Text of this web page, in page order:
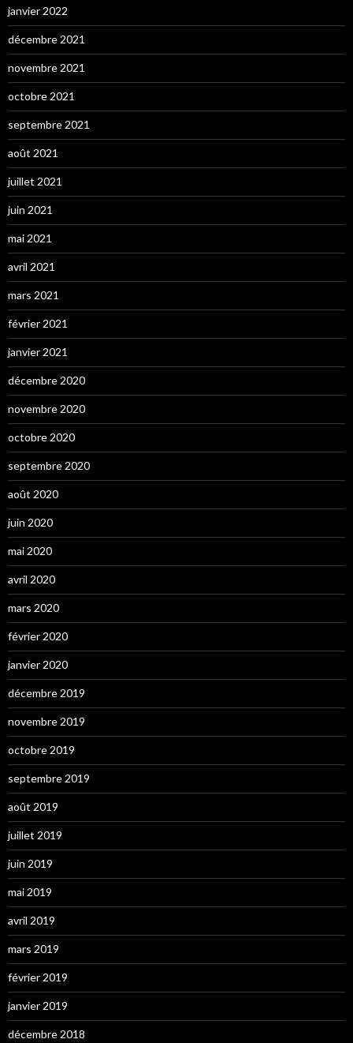
janvier 2022
décembre 2021
novembre 2021
octobre 2021
septembre 2021
août 2021
juillet 2021
juin 2021
mai 2021
avril 2021
mars 2021
février 2021
janvier 2021
décembre 2020
novembre 2020
octobre 2020
septembre 2020
août 2020
juin 2020
mai 2020
avril 2020
mars 2020
février 2020
janvier 2020
décembre 2019
novembre 2019
octobre 2019
septembre 2019
août 2019
juillet 2019
juin 2019
mai 2019
avril 2019
mars 2019
février 2019
janvier 2019
décembre 2018